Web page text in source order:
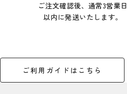
ご注文確認後、通常3営業日
以内に発送いたします。
ご利用ガイドはこちら